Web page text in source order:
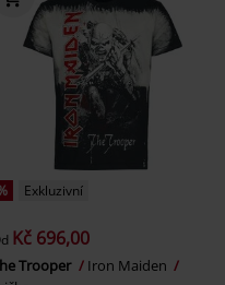
Exkluzivní
Kč 696,00
Trooper
Iron Maiden